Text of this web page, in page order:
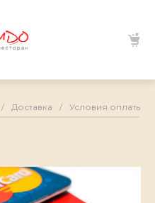
/ Доставка / Условия оплаты